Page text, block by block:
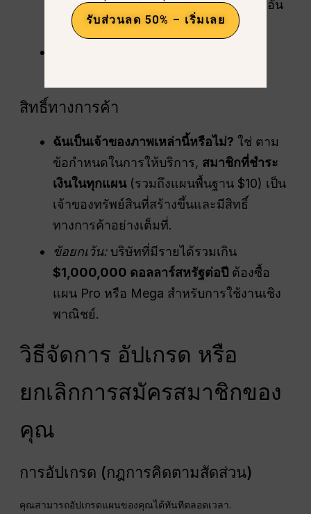
วิดีโอเท่านั้น คุณต้องใช้ชั่วโมง Fast อัน
มีค่าของคุณเพื่อสร้างวิดีโอ HD.
สิทธิ์ทางการค้า
ฉันเป็นเจ้าของภาพเหล่านี้หรือไม่? ใช่ ตาม
ข้อกำหนดในการให้บริการ, สมาชิกที่ชำระ
เงินในทุกแผน(รวมถึงแผนพื้นฐาน $10) เป็น
เจ้าของทรัพย์สินที่สร้างขึ้นและมีสิทธิ์
ทางการค้าอย่างเต็มที่.
ข้อยกเว้น:บริษัทที่มีรายได้รวมเกิน
$1,000,000 ดอลลาร์สหรัฐต่อปี ต้องซื้อ
แผน Pro หรือ Mega สำหรับการใช้งานเชิง
พาณิชย์.
วิธีจัดการ อัปเกรด หรือ
ยกเลิกการสมัครสมาชิกของ
คุณ
การอัปเกรด (กฎการคิดตามสัดส่วน)
คุณสามารถอัปเกรดแผนของคุณได้ทันทีตลอดเวลา.
รับส่วนลด 50% – เริ่มเลย